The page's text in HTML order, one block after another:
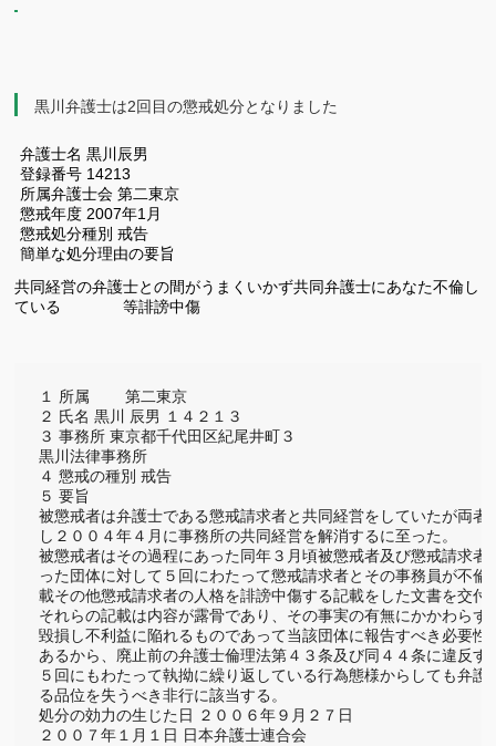
黒川弁護士は2回目の懲戒処分となりました
弁護士名 黒川辰男
登録番号 14213
所属弁護士会 第二東京
懲戒年度 2007年1月
懲戒処分種別 戒告
簡単な処分理由の要旨
共同経営の弁護士との間がうまくいかず共同弁護士にあなた不倫し
ている 等誹謗中傷
１ 所属 　　第二東京
２ 氏名 黒川 辰男 １４２１３
３ 事務所 東京都千代田区紀尾井町３
黒川法律事務所
４ 懲戒の種別 戒告
５ 要旨
被懲戒者は弁護士である懲戒請求者と共同経営をしていたが両者
し２００４年４月に事務所の共同経営を解消するに至った。
被懲戒者はその過程にあった同年３月頃被懲戒者及び懲戒請求者
った団体に対して５回にわたって懲戒請求者とその事務員が不倫
載その他懲戒請求者の人格を誹謗中傷する記載をした文書を交付
それらの記載は内容が露骨であり、その事実の有無にかかわらず
毀損し不利益に陥れるものであって当該団体に報告すべき必要性
あるから、廃止前の弁護士倫理法第４３条及び同４４条に違反す
５回にもわたって執拗に繰り返している行為態様からしても弁護
る品位を失うべき非行に該当する。
処分の効力の生じた日 ２００６年９月２７日
２００７年１月１日 日本弁護士連合会